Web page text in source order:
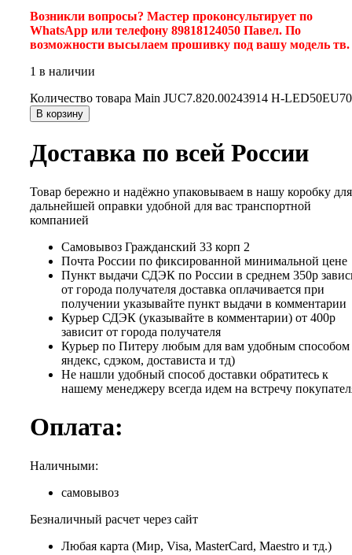
Возникли вопросы? Мастер проконсультирует по
WhatsApp или телефону 89818124050 Павел. По
возможности высылаем прошивку под вашу модель тв.
1 в наличии
Количество товара Main JUC7.820.00243914 H-
В корзину
Доставка по всей России
Товар бережно и надёжно упаковываем в нашу коробку для
дальнейшей оправки удобной для вас транспортной
компанией
Самовывоз Гражданский 33 корп 2
Почта России по фиксированной минимальной цене
Пункт выдачи СДЭК по России в среднем 350р
от города получателя доставка оплачивается при
получении указывайте пункт выдачи в комментарии
Курьер СДЭК (указывайте в комментарии) от 400р
зависит от города получателя
Курьер по Питеру любым для вам удобным способом
яндекс, сдэком, достависта и тд)
Не нашли удобный способ доставки обратитесь к
нашему менеджеру всегда идем на встречу
Оплата:
Наличными:
самовывоз
Безналичный расчет через сайт
Любая карта (Мир, Visa, MasterCard, Maestro и тд.)